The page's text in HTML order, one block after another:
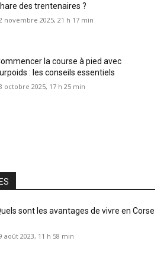
des trentenaires ?
novembre 2025, 21 h 17 min
la course à pied avec
: les conseils essentiels
octobre 2025, 17 h 25 min
sont les avantages de vivre en Corse
août 2023, 11 h 58 min